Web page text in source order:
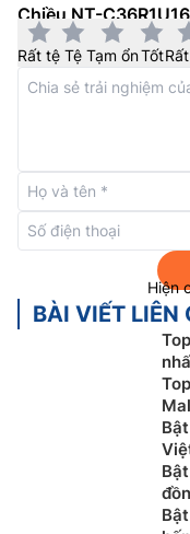
sẽ được kết nối với
phòng giúp liên tục
phòng, đảm bảo
cho người sử dụng.
Chiều NT-C36R1U16
Rất tệ Tệ Tạm ổnTốt
Hiện
BÀI VIẾT LIÊN